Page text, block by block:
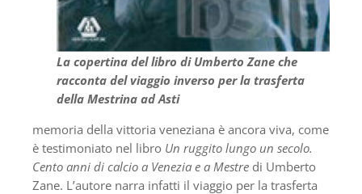
La copertina del libro di Umberto Zane che
racconta del viaggio inverso per la trasferta
della Mestrina ad Asti
memoria della vittoria veneziana è ancora viva, come
è testimoniato nel libro Un ruggito lungo un secolo.
Cento anni di calcio a Venezia e a Mestre di Umberto
Zane. L’autore narra infatti il viaggio per la trasferta